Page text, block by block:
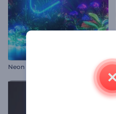
Neon Tropikal Logo